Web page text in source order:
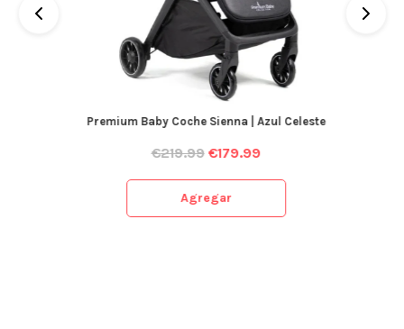
Premium Baby Coche Sienna | Azul Celeste
€219.99 €179.99
Agregar